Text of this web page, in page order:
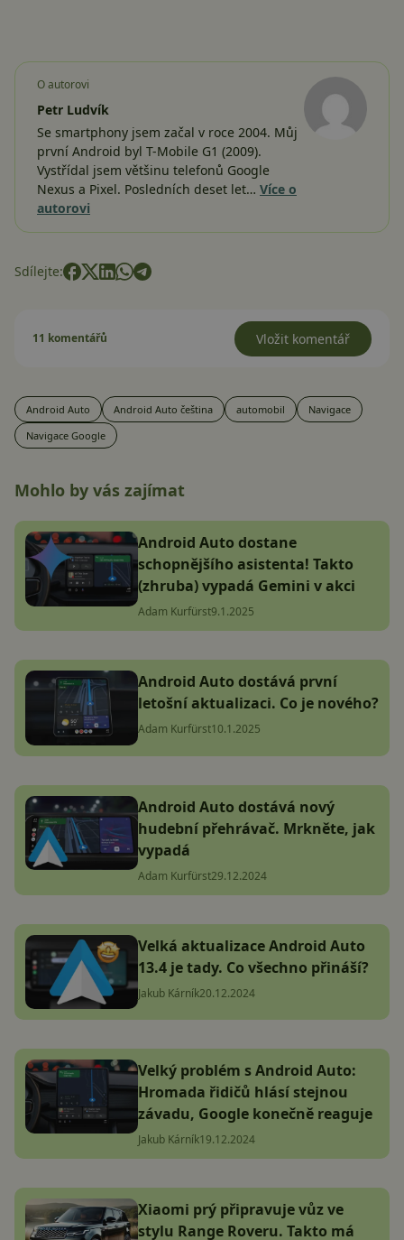
O autorovi
Petr Ludvík
Se smartphony jsem začal v roce 2004. Můj
první Android byl T-Mobile G1 (2009).
Vystřídal jsem většinu telefonů Google
Nexus a Pixel. Posledních deset let… Více o
autorovi
Sdílejte:
11 komentářů Vložit komentář
Android Auto Android Auto čeština automobil
Navigace
Navigace Google
Mohlo by vás zajímat
Android Auto dostane
schopnějšího asistenta! Takto
(zhruba) vypadá Gemini v akci
Adam Kurfürst9.1.2025
Android Auto dostává první
letošní aktualizaci. Co je nového?
Adam Kurfürst10.1.2025
Android Auto dostává nový
hudební přehrávač. Mrkněte, jak
vypadá
Adam Kurfürst29.12.2024
Velká aktualizace Android Auto
13.4 je tady. Co všechno přináší?
Jakub Kárník20.12.2024
Velký problém s Android Auto:
Hromada řidičů hlásí stejnou
závadu, Google konečně reaguje
Jakub Kárník19.12.2024
Xiaomi prý připravuje vůz ve
stylu Range Roveru. Takto má